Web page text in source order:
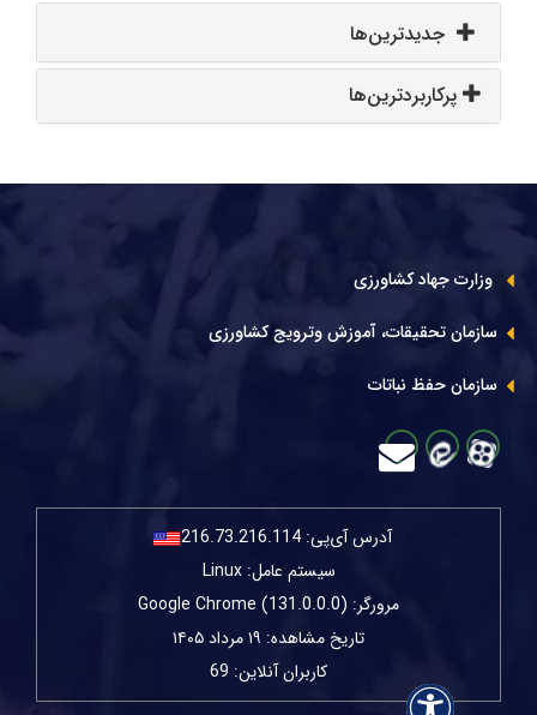
جدیدترین‌ها
پرکاربردترین‌ها
وزارت جهاد کشاورزی
سازمان تحقیقات، آموزش وترویج کشاورزی
سازمان حفظ نباتات
آدرس آی‌پی: 216.73.216.114
سیستم عامل: Linux
مرورگر: Google Chrome (131.0.0.0)
تاریخ مشاهده: ۱۹ مرداد ۱۴۰۵
کاربران آنلاین: 69